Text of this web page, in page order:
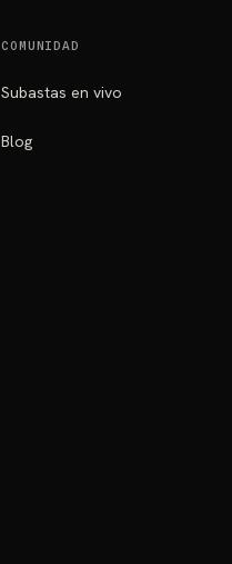
COMUNIDAD
Subastas en vivo
Blog